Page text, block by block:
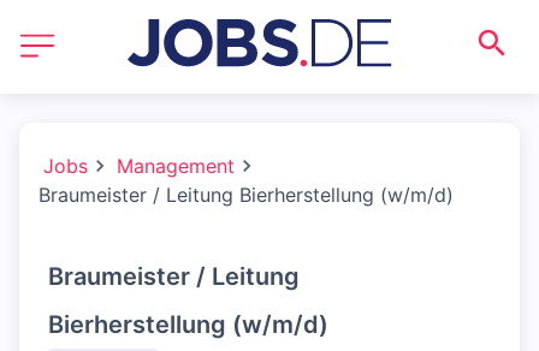
Jobs
Management
Braumeister / Leitung Bierherstellung (w/m/d)
Braumeister / Leitung
Bierherstellung (w/m/d)